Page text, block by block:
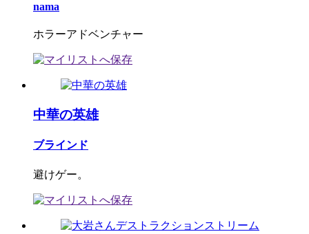
nama
ホラーアドベンチャー
中華の英雄
ブラインド
避けゲー。